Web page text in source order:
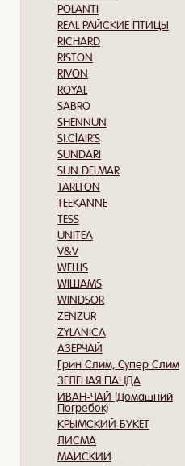
POLANTI
REAL РАЙСКИЕ ПТИЦЫ
RICHARD
RISTON
RIVON
ROYAL
SABRO
SHENNUN
St.ClAIR'S
SUNDARI
SUN DELMAR
TARLTON
TEEKANNE
TESS
UNITEA
V&V
WELLIS
WILLIAMS
WINDSOR
ZENZUR
ZYLANICA
АЗЕРЧАЙ
Грин Слим, Супер Слим
ЗЕЛЕНАЯ ПАНДА
ИВАН-ЧАЙ (Домашний
Погребок)
КРЫМСКИЙ БУКЕТ
ЛИСМА
МАЙСКИЙ